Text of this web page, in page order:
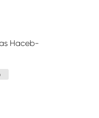
Haceb-